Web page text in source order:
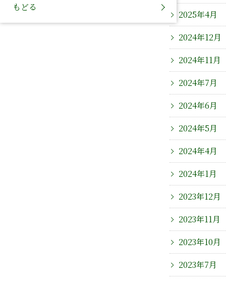
もどる
2025年4月
2024年12月
2024年11月
2024年7月
2024年6月
2024年5月
2024年4月
2024年1月
2023年12月
2023年11月
2023年10月
2023年7月